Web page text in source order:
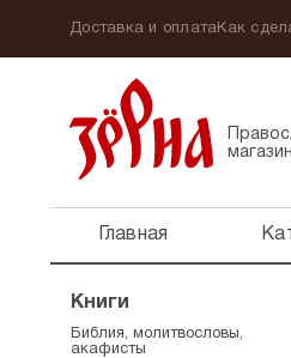
Доставка и оплатаКак
магазин
Главная
Книги
Библия, молитвословы,
акафисты